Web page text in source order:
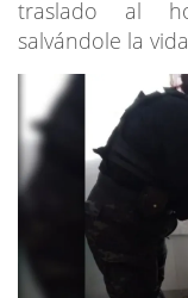
traslado al
salvándole la